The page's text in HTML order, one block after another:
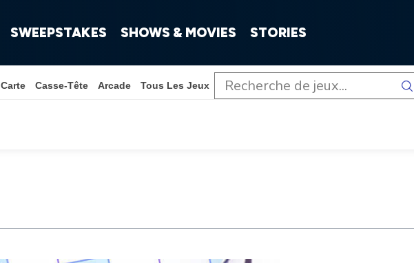
SWEEPSTAKES SHOWS & MOVIES STORIES
Carte Casse-Tête Arcade Tous Les Jeux